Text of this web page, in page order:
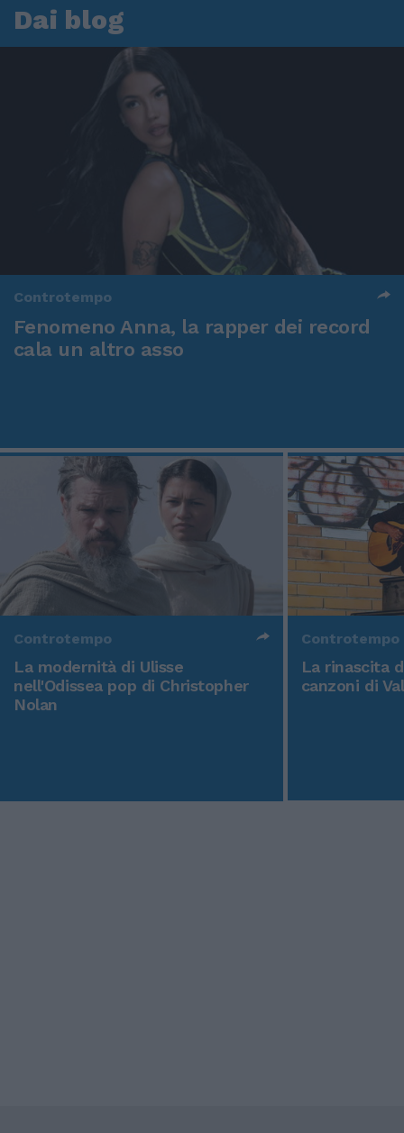
Dai blog
Controtempo
Fenomeno Anna, la rapper dei record
cala un altro asso
Controtempo
La modernità di Ulisse
nell'Odissea pop di Christopher
Nolan
Controtempo
La rinascita
canzoni di